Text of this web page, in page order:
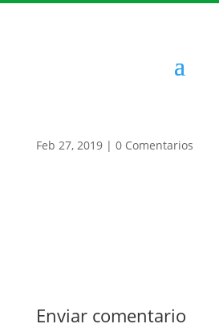
Feb 27, 2019| 0 Comentarios
Enviar comentario